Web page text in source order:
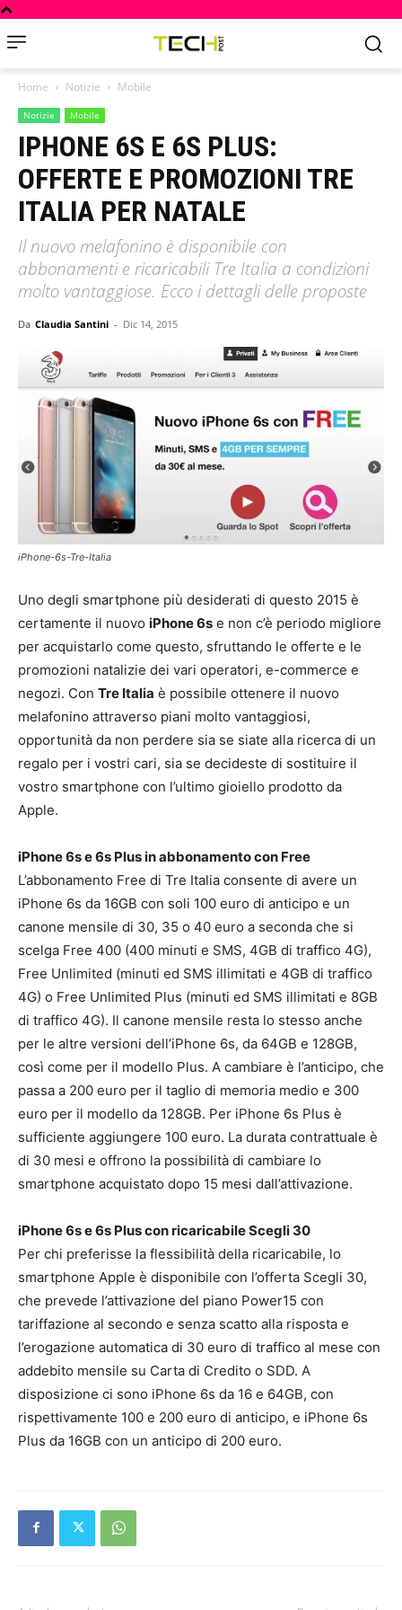
Home Notizie Mobile
Notizie Mobile
IPHONE 6S E 6S PLUS:
OFFERTE E PROMOZIONI TRE
ITALIA PER NATALE
Il nuovo melafonino è disponibile con
abbonamenti e ricaricabili Tre Italia a condizioni
molto vantaggiose. Ecco i dettagli delle proposte
Da Claudia Santini - Dic 14, 2015
iPhone-6s-Tre-Italia
Uno degli smartphone più desiderati di questo 2015 è
certamente il nuovo iPhone 6s e non c’è periodo migliore
per acquistarlo come questo, sfruttando le offerte e le
promozioni natalizie dei vari operatori, e-commerce e
negozi. Con Tre Italia è possibile ottenere il nuovo
melafonino attraverso piani molto vantaggiosi,
opportunità da non perdere sia se siate alla ricerca di un
regalo per i vostri cari, sia se decideste di sostituire il
vostro smartphone con l’ultimo gioiello prodotto da
Apple.
iPhone 6s e 6s Plus in abbonamento con Free
L’abbonamento Free di Tre Italia consente di avere un
iPhone 6s da 16GB con soli 100 euro di anticipo e un
canone mensile di 30, 35 o 40 euro a seconda che si
scelga Free 400 (400 minuti e SMS, 4GB di traffico 4G),
Free Unlimited (minuti ed SMS illimitati e 4GB di traffico
4G) o Free Unlimited Plus (minuti ed SMS illimitati e 8GB
di traffico 4G). Il canone mensile resta lo stesso anche
per le altre versioni dell’iPhone 6s, da 64GB e 128GB,
così come per il modello Plus. A cambiare è l’anticipo, che
passa a 200 euro per il taglio di memoria medio e 300
euro per il modello da 128GB. Per iPhone 6s Plus è
sufficiente aggiungere 100 euro. La durata contrattuale è
di 30 mesi e offrono la possibilità di cambiare lo
smartphone acquistato dopo 15 mesi dall’attivazione.
iPhone 6s e 6s Plus con ricaricabile Scegli 30
Per chi preferisse la flessibilità della ricaricabile, lo
smartphone Apple è disponibile con l’offerta Scegli 30,
che prevede l’attivazione del piano Power15 con
tariffazione al secondo e senza scatto alla risposta e
l’erogazione automatica di 30 euro di traffico al mese con
addebito mensile su Carta di Credito o SDD. A
disposizione ci sono iPhone 6s da 16 e 64GB, con
rispettivamente 100 e 200 euro di anticipo, e iPhone 6s
Plus da 16GB con un anticipo di 200 euro.